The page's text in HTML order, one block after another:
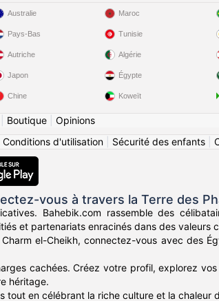
Australie
Pays-Bas
Autriche
Japon
Chine
Maroc
Tunisie
Algérie
Égypte
Koweït
Boutique| Opinions
Conditions d'utilisation| Sécurité des enfants|
vous à travers la Terre des
Bahebik.com rassemble des
et partenariats enracinés dans des valeurs
el-Cheikh, connectez-vous avec des
cachées. Créez votre profil, explorez
héritage.
en célébrant la riche culture et la chaleur
Assistance